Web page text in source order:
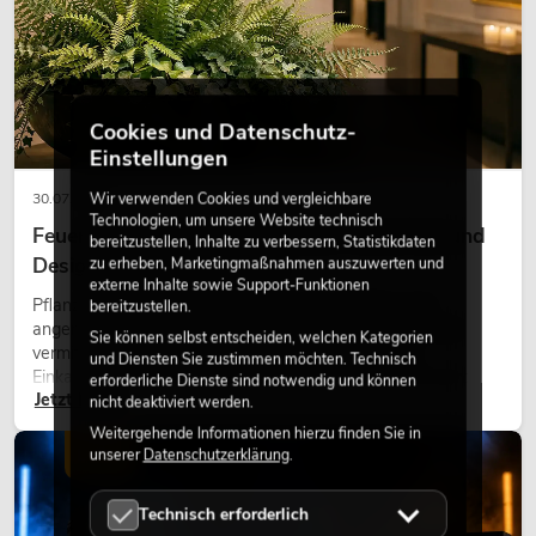
30.07.2026
Feuerhemmende Kunstpflanzen: Sicherheit und
Design perfekt kombiniert
Pflanzen machen Räume lebendig. Sie schaffen eine
angenehme Atmosphäre, verbessern das Ambiente und
vermitteln Natürlichkeit. Ob in Hotels, Restaurants,
Einkaufszentren, Bürogebäuden oder auf Messeständen:
eine hochwertige Begrünung gehört heute längst zum
modernen Raumkonzept.
Jetzt lesen
LICHT
Cookies und Datenschutz-
Einstellungen
Wir verwenden Cookies und vergleichbare
Technologien, um unsere Website technisch
bereitzustellen, Inhalte zu verbessern, Statistikdaten
zu erheben, Marketingmaßnahmen auszuwerten und
externe Inhalte sowie Support-Funktionen
bereitzustellen.
Sie können selbst entscheiden, welchen Kategorien
und Diensten Sie zustimmen möchten. Technisch
erforderliche Dienste sind notwendig und können
nicht deaktiviert werden.
Weitergehende Informationen hierzu finden Sie in
unsererDatenschutzerklärung.
Technisch erforderlich